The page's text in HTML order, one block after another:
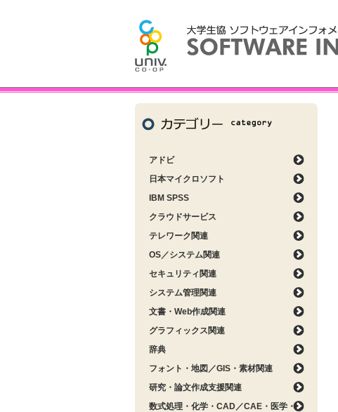
アドビ
日本マイクロソフト
IBM SPSS
クラウドサービス
テレワーク関連
OS／システム関連
セキュリティ関連
システム管理関連
文書・Web作成関連
グラフィックス関連
辞典
フォント・地図／GIS・素材関連
研究・論文作成支援関連
数式処理・化学・CAD／CAE・医学・